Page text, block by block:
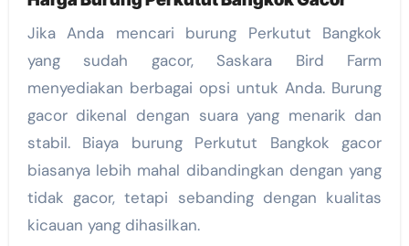
Jika Anda mencari burung Perkutut Bangkok
yang sudah gacor, Saskara Bird Farm
menyediakan berbagai opsi untuk Anda. Burung
gacor dikenal dengan suara yang menarik dan
stabil. Biaya burung Perkutut Bangkok gacor
biasanya lebih mahal dibandingkan dengan yang
tidak gacor, tetapi sebanding dengan kualitas
kicauan yang dihasilkan.